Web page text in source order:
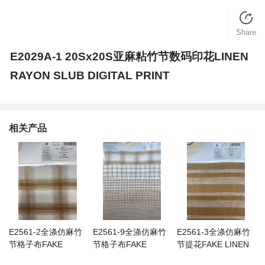
Share
E2029A-1 20Sx20S亚麻粘竹节数码印花LINEN
RAYON SLUB DIGITAL PRINT
相关产品
E2561-2全涤仿麻竹
节格子布FAKE
E2561-9全涤仿麻竹
节格子布FAKE
E2561-3全涤仿麻竹
节提花FAKE LINEN